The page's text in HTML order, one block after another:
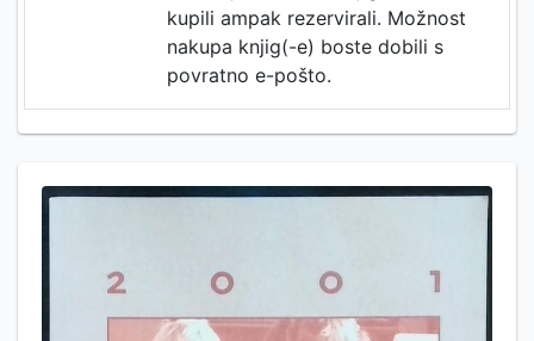
kupili ampak rezervirali. Možnost
nakupa knjig(-e) boste dobili s
povratno e-pošto.